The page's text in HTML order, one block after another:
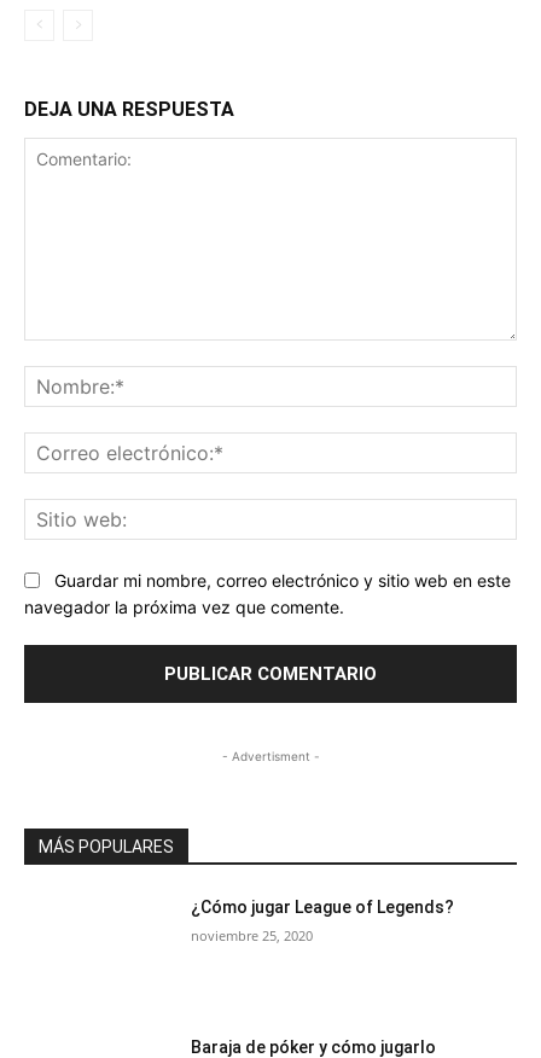
DEJA UNA RESPUESTA
Guardar mi nombre, correo electrónico y sitio web en este
navegador la próxima vez que comente.
- Advertisment -
MÁS POPULARES
¿Cómo jugar League of Legends?
noviembre 25, 2020
Baraja de póker y cómo jugarlo